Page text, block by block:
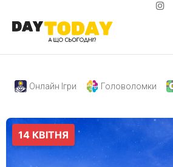
Онлайн Ігри Головоломки